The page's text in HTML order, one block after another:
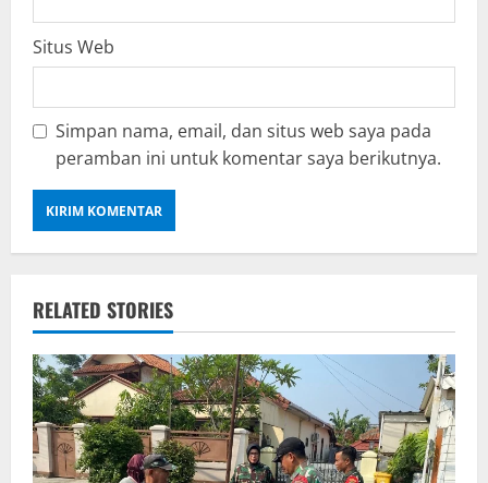
Situs Web
Simpan nama, email, dan situs web saya pada
peramban ini untuk komentar saya berikutnya.
RELATED STORIES